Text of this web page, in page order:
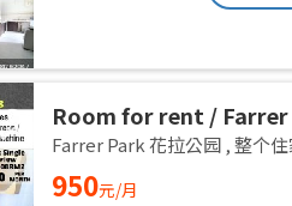
Room for rent /
/ Common room /
27 Aug
Farrer Park 花拉公园 ,整个住
950元/月